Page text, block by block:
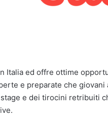
in Italia ed offre ottime
e preparate che
e dei tirocini retribuiti